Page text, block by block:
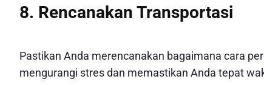
8. Rencanakan Transportasi
Pastikan Anda merencanakan bagaimana cara
mengurangi stres dan memastikan Anda tepat